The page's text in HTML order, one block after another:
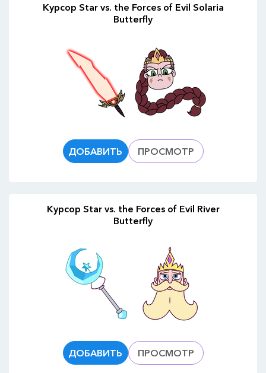
Курсор Star vs. the Forces of Evil Solaria
Butterfly
ДОБАВИТЬ ПРОСМОТР
Курсор Star vs. the Forces of Evil River
Butterfly
ДОБАВИТЬ ПРОСМОТР